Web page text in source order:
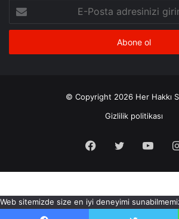
Posta
adresinizi
© Copyright 2026 Her Hakkı
Gizlilik politikası
Facebook
X
Web sitemizde size en iyi deneyimi
kullanıyoruz. Bu siteyi kullanmaya devam